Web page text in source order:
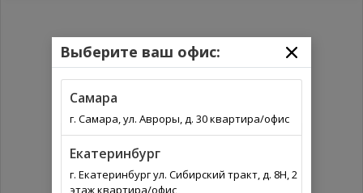
Выберите ваш офис:
Самара
г. Самара, ул. Авроры, д. 30 квартира/офис
Екатеринбург
г. Екатеринбург ул. Сибирский тракт, д. 8Н, 2
этаж квартира/офис